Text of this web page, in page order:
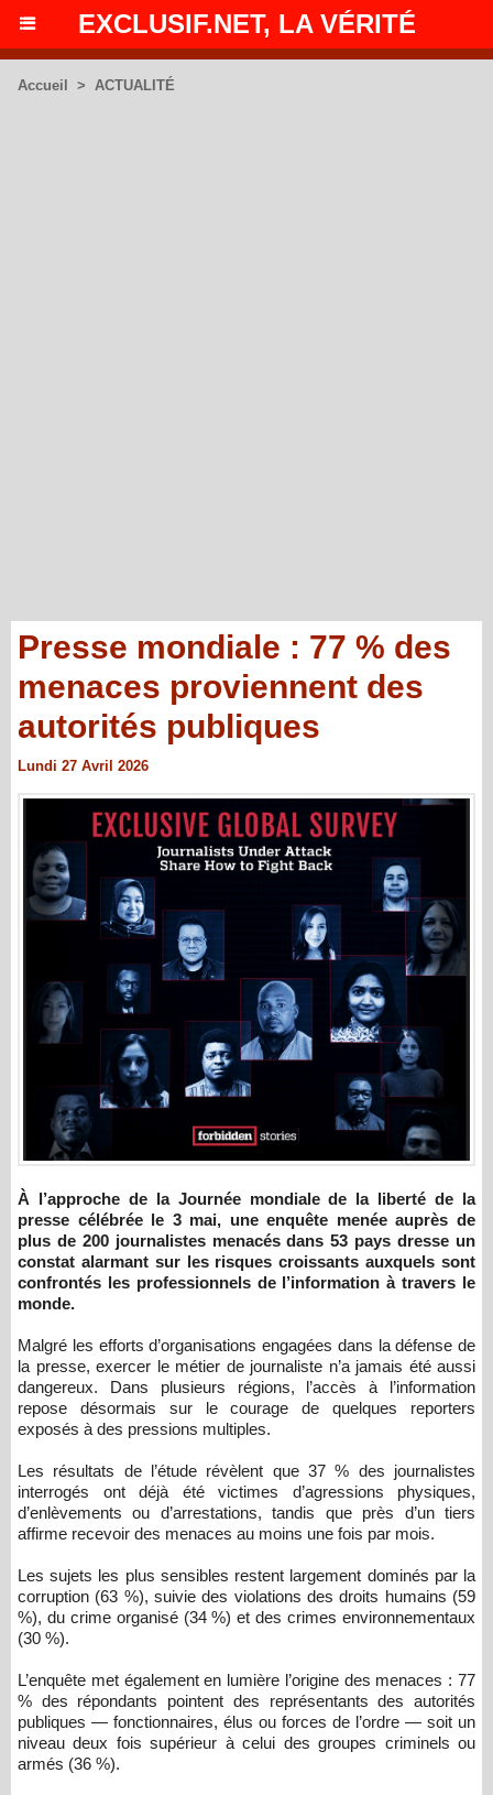
EXCLUSIF.NET, LA VÉRITÉ
Accueil > ACTUALITÉ
Presse mondiale : 77 % des
menaces proviennent des
autorités publiques
Lundi 27 Avril 2026
À l’approche de la Journée mondiale de la liberté de la
presse célébrée le 3 mai, une enquête menée auprès de
plus de 200 journalistes menacés dans 53 pays dresse un
constat alarmant sur les risques croissants auxquels sont
confrontés les professionnels de l’information à travers le
monde.
Malgré les efforts d’organisations engagées dans la défense de
la presse, exercer le métier de journaliste n’a jamais été aussi
dangereux. Dans plusieurs régions, l’accès à l’information
repose désormais sur le courage de quelques reporters
exposés à des pressions multiples.
Les résultats de l’étude révèlent que 37 % des journalistes
interrogés ont déjà été victimes d’agressions physiques,
d’enlèvements ou d’arrestations, tandis que près d’un tiers
affirme recevoir des menaces au moins une fois par mois.
Les sujets les plus sensibles restent largement dominés par la
corruption (63 %), suivie des violations des droits humains (59
%), du crime organisé (34 %) et des crimes environnementaux
(30 %).
L’enquête met également en lumière l’origine des menaces : 77
% des répondants pointent des représentants des autorités
publiques — fonctionnaires, élus ou forces de l’ordre — soit un
niveau deux fois supérieur à celui des groupes criminels ou
armés (36 %).